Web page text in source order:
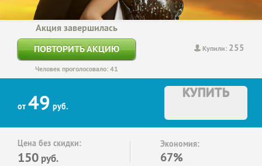
Купили: 255
Акция завершилась
ПОВТОРИТЬ АКЦИЮ
Человек проголосовало: 41
от 49 руб.
КУПИТЬ
Цена без скидки:
150 руб.
Экономия:
67%